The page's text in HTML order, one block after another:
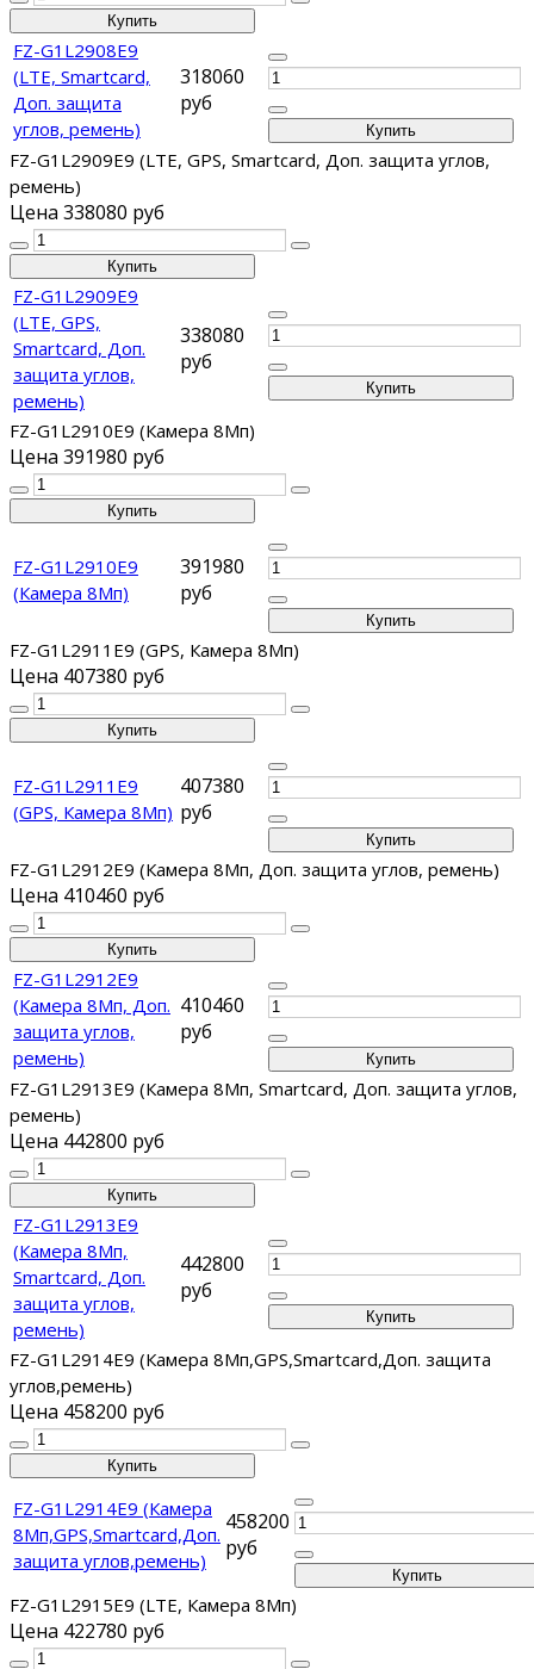
FZ-G1L2908E9
(LTE, Smartcard,
Доп. защита
углов, ремень)
318060
руб
FZ-G1L2909E9 (LTE, GPS, Smartcard, Доп. защита углов,
ремень)
Цена 338080 руб
FZ-G1L2909E9
(LTE, GPS,
Smartcard, Доп.
защита углов,
ремень)
338080
руб
FZ-G1L2910E9 (Камера 8Мп)
Цена 391980 руб
FZ-G1L2910E9
(Камера 8Мп)
391980
руб
FZ-G1L2911E9 (GPS, Камера 8Мп)
Цена 407380 руб
FZ-G1L2911E9
(GPS, Камера 8Мп)
407380
руб
FZ-G1L2912E9 (Камера 8Мп, Доп. защита углов, ремень)
Цена 410460 руб
FZ-G1L2912E9
(Камера 8Мп, Доп.
защита углов,
ремень)
410460
руб
FZ-G1L2913E9 (Камера 8Мп, Smartcard, Доп. защита углов,
ремень)
Цена 442800 руб
FZ-G1L2913E9
(Камера 8Мп,
Smartcard, Доп.
защита углов,
ремень)
442800
руб
FZ-G1L2914E9 (Камера 8Мп,GPS,Smartcard,Доп. защита
углов,ремень)
Цена 458200 руб
FZ-G1L2914E9 (Камера
8Мп,GPS,Smartcard,Доп.
защита углов,ремень)
458200
руб
FZ-G1L2915E9 (LTE, Камера 8Мп)
Цена 422780 руб